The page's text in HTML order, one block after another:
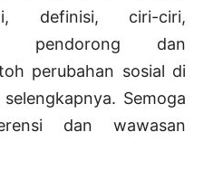
definisi, ciri-ciri,
pendorong dan
perubahan sosial di
Semoga
dan wawasan